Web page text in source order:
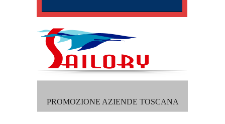
PROMOZIONE AZIENDE TOSCANA